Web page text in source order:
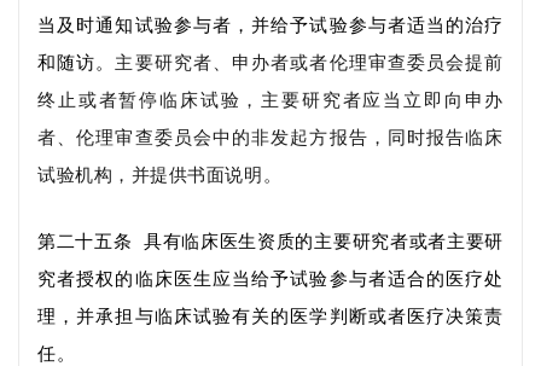
当及时通知试验参与者，并给予试验参与者适当的治疗
和随访。 主要研究者、申办者或者伦理审查委员会提前
终止或者暂停临床试验，主要研究者应当立即向申办
者、伦理审查委员会中的非发起方报告，同时报告临床
试验机构，并提供书面说明。
第二十五条 具有临床医生资质的主要研究者或者主要研
究者授权的临床医生应当给予试验参与者适合的医疗处
理，并承担与临床试验有关的医学判断或者医疗决策责
任。